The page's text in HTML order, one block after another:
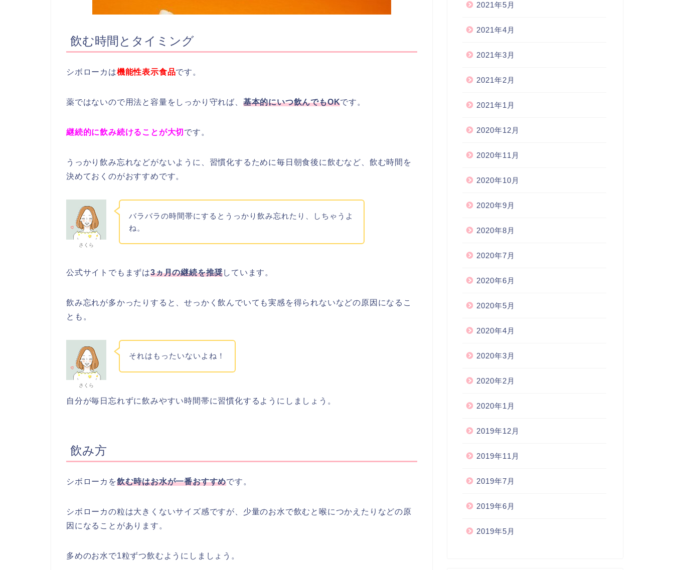
飲む時間とタイミング
シボローカは機能性表示食品です。
薬ではないので用法と容量をしっかり守れば、 基本的にいつ飲んでもOKです。
継続的に飲み続けることが大切 です。
うっかり飲み忘れなどがないように、習慣化するために毎日朝食後に飲むなど、飲む時間を
決めておくのがおすすめです。
さくら
バラバラの時間帯にするとうっかり飲み忘れたり、しちゃうよ
ね。
公式サイトでもまずは3ヵ月の継続を推奨しています。
飲み忘れが多かったりすると、せっかく飲んでいても実感を得られないなどの原因になるこ
とも。
さくら
それはもったいないよね！
自分が毎日忘れずに飲みやすい時間帯に習慣化するようにしましょう。
飲み方
シボローカを飲む時はお水が一番おすすめです。
シボローカの粒は大きくないサイズ感ですが、少量のお水で飲むと喉につかえたりなどの原
因になることがあります。
多めのお水で1粒ずつ飲むようにしましょう。
2021年5月
2021年4月
2021年3月
2021年2月
2021年1月
2020年12月
2020年11月
2020年10月
2020年9月
2020年8月
2020年7月
2020年6月
2020年5月
2020年4月
2020年3月
2020年2月
2020年1月
2019年12月
2019年11月
2019年7月
2019年6月
2019年5月